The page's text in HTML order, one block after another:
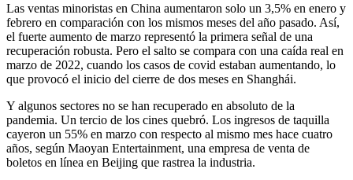
Las ventas minoristas en China aumentaron solo un 3,5% en enero y
febrero en comparación con los mismos meses del año pasado. Así,
el fuerte aumento de marzo representó la primera señal de una
recuperación robusta. Pero el salto se compara con una caída real en
marzo de 2022, cuando los casos de covid estaban aumentando, lo
que provocó el inicio del cierre de dos meses en Shanghái.
Y algunos sectores no se han recuperado en absoluto de la
pandemia. Un tercio de los cines quebró. Los ingresos de taquilla
cayeron un 55% en marzo con respecto al mismo mes hace cuatro
años, según Maoyan Entertainment, una empresa de venta de
boletos en línea en Beijing que rastrea la industria.